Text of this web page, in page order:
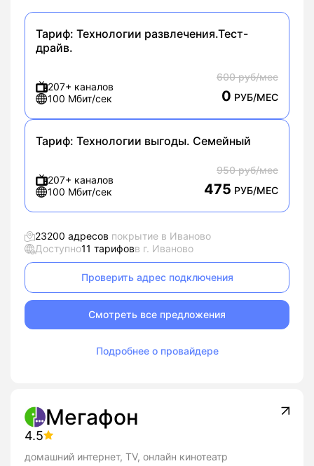
Тариф: Технологии развлечения.Тест-
драйв.
207+ каналов
100 Мбит/сек
600 руб/мес
0 РУБ/МЕС
Тариф: Технологии выгоды. Семейный
207+ каналов
100 Мбит/сек
950 руб/мес
475 РУБ/МЕС
23200 адресов покрытие в Иваново
Доступно11 тарифовв г. Иваново
Проверить адрес подключения
Смотреть все предложения
Подробнее о провайдере
Мегафон
4.5
домашний интернет, TV, онлайн кинотеатр